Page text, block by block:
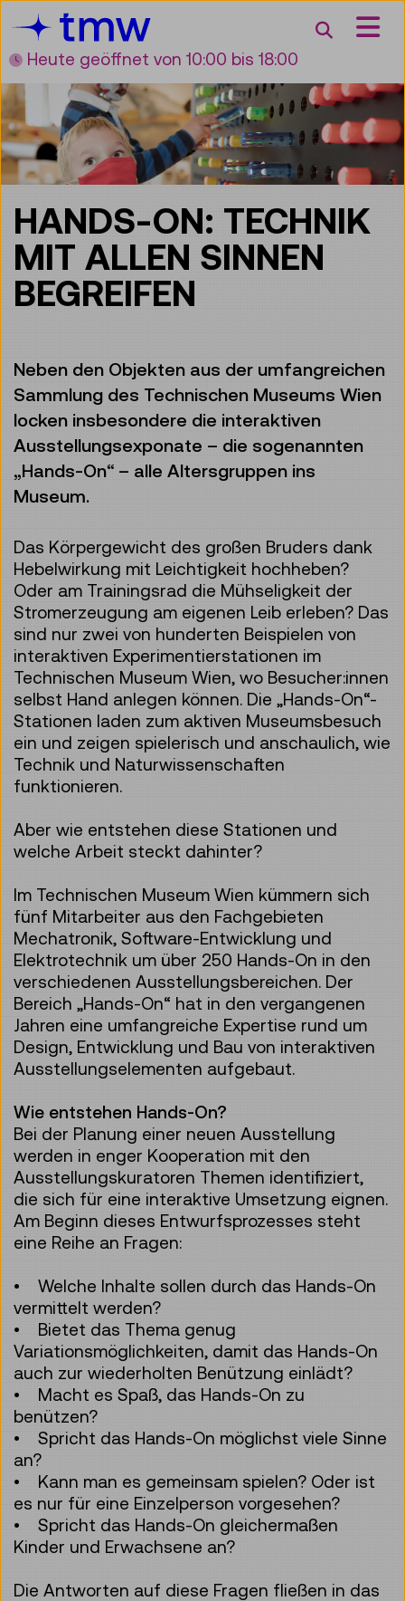
Zum Inhalt
Zum Hauptmenü
Zur Suche
Zur Zielgruppennavigation
Suche
Heute geöffnet von 10:00 bis 18:00
HANDS-ON: TECHNIK
MIT ALLEN SINNEN
BEGREIFEN
Neben den Objekten aus der umfangreichen
Sammlung des Technischen Museums Wien
locken insbesondere die interaktiven
Ausstellungsexponate – die sogenannten
„Hands-On“ – alle Altersgruppen ins
Museum.
Das Körpergewicht des großen Bruders dank
Hebelwirkung mit Leichtigkeit hochheben?
Oder am Trainingsrad die Mühseligkeit der
Stromerzeugung am eigenen Leib erleben? Das
sind nur zwei von hunderten Beispielen von
interaktiven Experimentierstationen im
Technischen Museum Wien, wo Besucher:innen
selbst Hand anlegen können. Die „Hands-On“-
Stationen laden zum aktiven Museumsbesuch
ein und zeigen spielerisch und anschaulich, wie
Technik und Naturwissenschaften
funktionieren.
Aber wie entstehen diese Stationen und
welche Arbeit steckt dahinter?
Im Technischen Museum Wien kümmern sich
fünf Mitarbeiter aus den Fachgebieten
Mechatronik, Software-Entwicklung und
Elektrotechnik um über 250 Hands-On in den
verschiedenen Ausstellungsbereichen. Der
Bereich „Hands-On“ hat in den vergangenen
Jahren eine umfangreiche Expertise rund um
Design, Entwicklung und Bau von interaktiven
Ausstellungselementen aufgebaut.
Wie entstehen Hands-On?
Bei der Planung einer neuen Ausstellung
werden in enger Kooperation mit den
Ausstellungskuratoren Themen identifiziert,
die sich für eine interaktive Umsetzung eignen.
Am Beginn dieses Entwurfsprozesses steht
eine Reihe an Fragen:
• Welche Inhalte sollen durch das Hands-On
vermittelt werden?
• Bietet das Thema genug
Variationsmöglichkeiten, damit das Hands-On
auch zur wiederholten Benützung einlädt?
• Macht es Spaß, das Hands-On zu
benützen?
• Spricht das Hands-On möglichst viele Sinne
an?
• Kann man es gemeinsam spielen? Oder ist
es nur für eine Einzelperson vorgesehen?
• Spricht das Hands-On gleichermaßen
Kinder und Erwachsene an?
Die Antworten auf diese Fragen fließen in das